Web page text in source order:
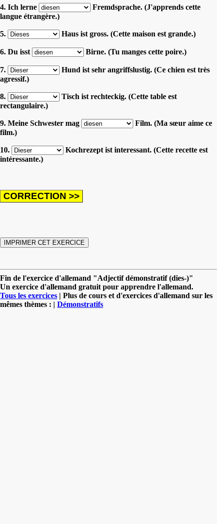
4. Ich lerne
Fremdsprache. (J'apprends cette
langue étrangère.)
5. Haus ist gross. (Cette maison est grande.)
6. Du isst Birne. (Tu manges cette poire.)
7.
Hund ist sehr angriffslustig. (Ce chien est très
agressif.)
8.
Tisch ist rechteckig. (Cette table est
rectangulaire.)
9. Meine Schwester mag
Film. (Ma sœur aime ce
film.)
10.
Kochrezept ist interessant. (Cette recette est
intéressante.)
Fin de l'exercice d'allemand "Adjectif démonstratif (dies-)"
Un exercice d'allemand gratuit pour apprendre l'allemand.
Tous les exercices | Plus de cours et d'exercices d'allemand sur les
mêmes thèmes : | Démonstratifs